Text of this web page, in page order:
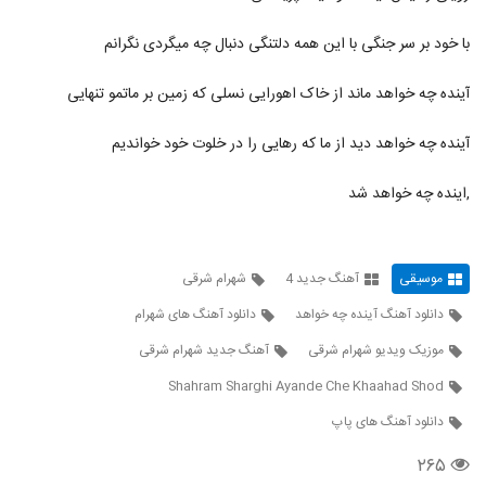
دانلود آهنگ جدید و زیبای ئاسو با نام کافه ی
خاطرات
2137
2)
2139
۳۳۲ بازدید
آهنگ پریزاد از مسعود گلباشی(پاپ)
با خود بر سر جنگی با این همه دلتنگی دنبال چه میگردی نگرانم
آینده چه خواهد ماند از خاک اهورایی نسلی که زمین بر ماتمو تنهایی
آینده چه خواهد دید از ما که رهایی را در خلوت خود خواندیم
,اینده چه خواهد شد
موسیقی آهنگ جدید 4
شهرام شرقی
دانلود آهنگ آینده چه خواهد
دانلود آهنگ های شهرام
موزیک ویدیو شهرام شرقی
آهنگ جدید شهرام شرقی
Shahram Sharghi Ayande Che Khaahad Shod
دانلود آهنگ های پاپ
۲۶۵